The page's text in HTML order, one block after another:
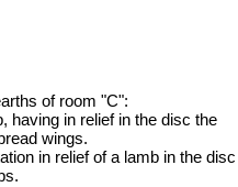
of room "C":
having in relief in the disc the
wings.
in relief of a lamb in the disc